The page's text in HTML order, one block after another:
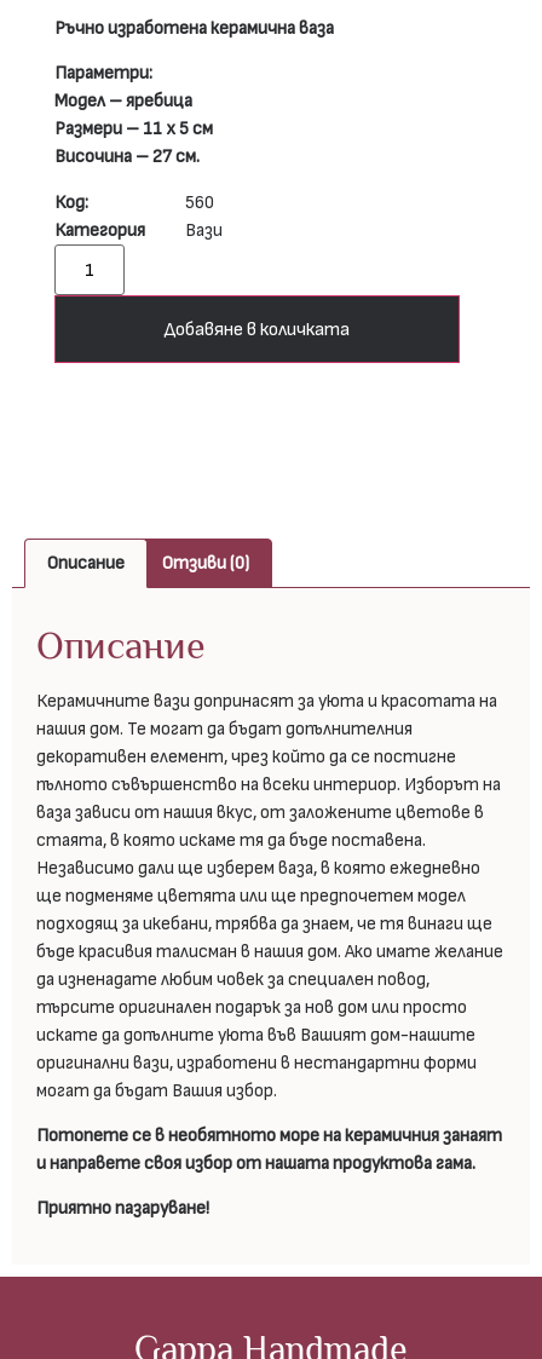
Ръчно изработена керамична ваза
Параметри:
Модел – яребица
Размери – 11 х 5 см
Височина – 27 см.
Код:
560
Категория
Вази
Добавяне в количката
Описание Отзиви (0)
Описание
Керамичните вази допринасят за уюта и красотата на
нашия дом. Те могат да бъдат допълнителния
декоративен елемент, чрез който да се постигне
пълното съвършенство на всеки интериор. Изборът на
ваза зависи от нашия вкус, от заложените цветове в
стаята, в която искаме тя да бъде поставена.
Независимо дали ще изберем ваза, в която ежедневно
ще подменяме цветята или ще предпочетем модел
подходящ за икебани, трябва да знаем, че тя винаги ще
бъде красивия талисман в нашия дом. Ако имате желание
да изненадате любим човек за специален повод,
търсите оригинален подарък за нов дом или просто
искате да допълните уюта във Вашият дом-нашите
оригинални вази, изработени в нестандартни форми
могат да бъдат Вашия избор.
Потопете се в необятното море на керамичния занаят
и направете своя избор от нашата продуктова гама.
Приятно пазаруване!
Gappa Handmade